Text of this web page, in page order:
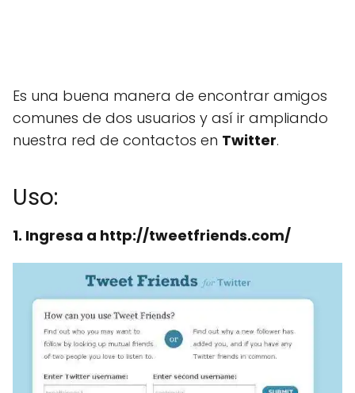
Es una buena manera de encontrar amigos
comunes de dos usuarios y así ir ampliando
nuestra red de contactos en Twitter.
Uso:
1. Ingresa a http://tweetfriends.com/